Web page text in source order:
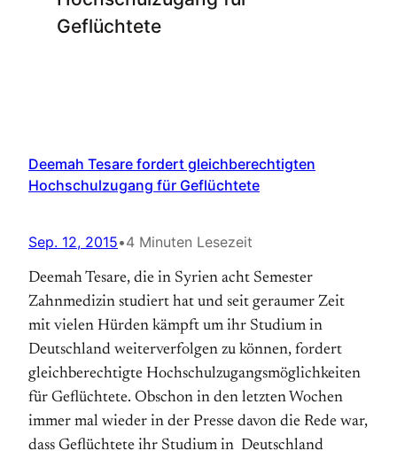
Geflüchtete
Deemah Tesare fordert gleichberechtigten
Hochschulzugang für Geflüchtete
Sep. 12, 2015•4 Minuten Lesezeit
Deemah Tesare, die in Syrien acht Semester
Zahnmedizin studiert hat und seit geraumer Zeit
mit vielen Hürden kämpft um ihr Studium in
Deutschland weiterverfolgen zu können, fordert
gleichberechtigte Hochschulzugangsmöglichkeiten
für Geflüchtete. Obschon in den letzten Wochen
immer mal wieder in der Presse davon die Rede war,
dass Geflüchtete ihr Studium in Deutschland